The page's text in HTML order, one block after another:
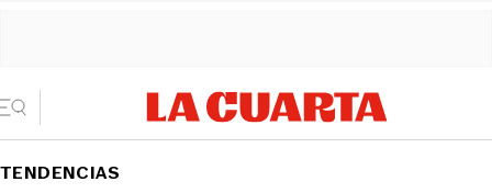
TENDENCIAS